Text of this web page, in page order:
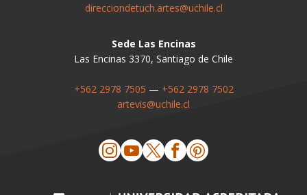
direcciondetuch.artes@uchile.cl
Sede Las Encinas
Las Encinas 3370, Santiago de Chile
+562 2978 7505 — +562 2978 7502
artevis@uchile.cl